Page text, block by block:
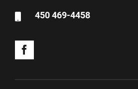
450 469-4458